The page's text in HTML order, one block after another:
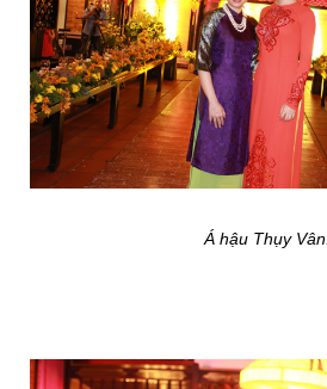
Á hậu Thụy Vân.